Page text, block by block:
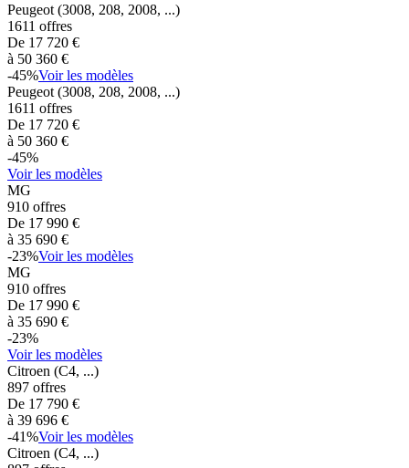
Peugeot (3008, 208, 2008, ...)
1611 offres
De 17 720 €
à 50 360 €
-45%Voir les modèles
Peugeot (3008, 208, 2008, ...)
1611 offres
De 17 720 €
à 50 360 €
-45%
Voir les modèles
MG
910 offres
De 17 990 €
à 35 690 €
-23%Voir les modèles
MG
910 offres
De 17 990 €
à 35 690 €
-23%
Voir les modèles
Citroen (C4, ...)
897 offres
De 17 790 €
à 39 696 €
-41%Voir les modèles
Citroen (C4, ...)